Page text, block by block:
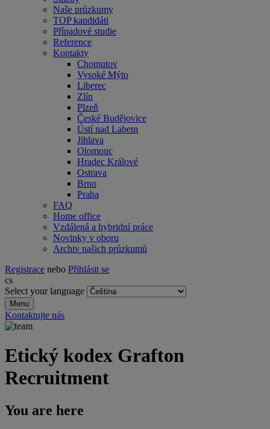
Naše průzkumy
TOP kandidáti
Případové studie
Reference
Kontakty
Chomutov
Vysoké Mýto
Liberec
Zlín
Plzeň
České Budějovice
Ústí nad Labem
Jihlava
Olomouc
Hradec Králové
Ostrava
Brno
Praha
FAQ
Home office
Vzdálená a hybridní práce
Novinky v oboru
Archiv našich průzkumů
Registrace nebo Přihlásit se
cs
Select your language
Menu
Kontaktujte nás
Etický kodex Grafton
Recruitment
You are here